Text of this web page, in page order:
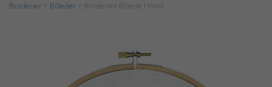
Broderier Billeder > Broderikit Billede I think